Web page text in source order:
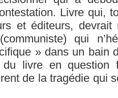
Livre qui,
et éditeurs, devrait
qui
» dans un bain
du livre en question
de la tragédie qui